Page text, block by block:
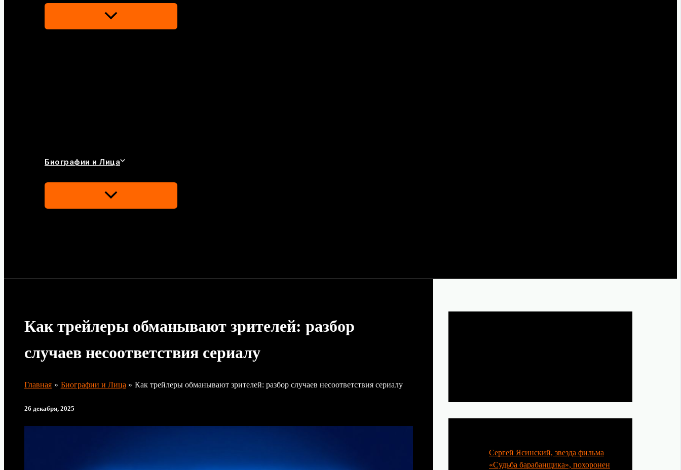
Переключатель
Биографии и Лица
Переключатель
Как трейлеры обманывают зрителей: разбор
случаев несоответствия сериалу
Главная Биографии и Лица Как трейлеры обманывают зрителей: разбор случаев несоответствия сериалу
26 декабря, 2025
Сергей Ясинский, звезда фильма
«Судьба барабанщика», похоронен